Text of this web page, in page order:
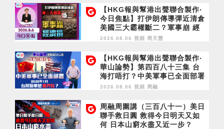
【HKG報與幫港出聲聯合製作‧
今日焦點】打伊朗傳導彈近清倉
美國三大霸權斷二？軍事崩 經
濟損
2026.08.06 視頻 周天慧
【HKG報與幫港出聲聯合製作‧
華山論勢】第四百八十三集 台
海打唔打？中美軍事已全面部署
2028年1月台灣選舉是臨界點？
2026.08.06 視頻 周融
周融周圍講（三百八十一）美日
聯手救日圓 救得今日明天又如
何 日本山窮水盡又近一步？